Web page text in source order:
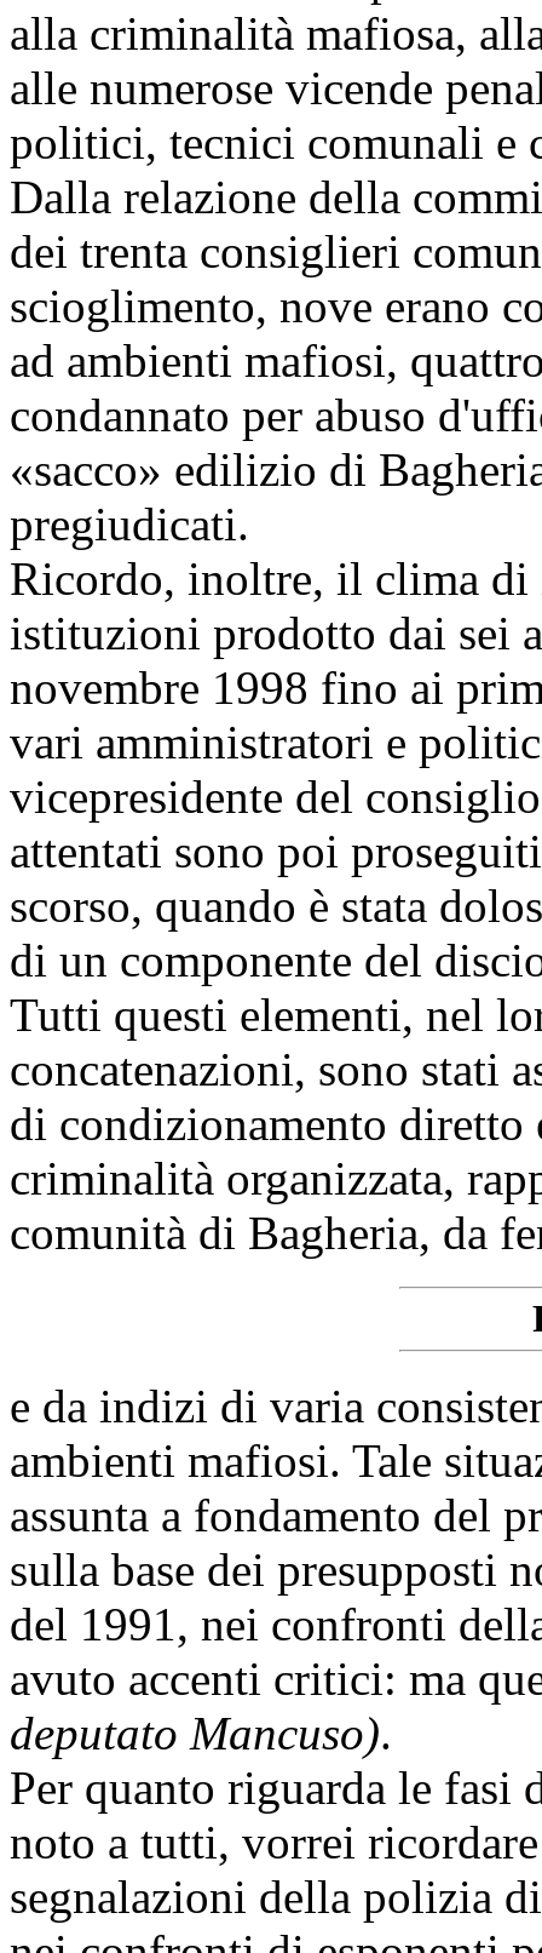
alla criminalità mafiosa,
alle numerose vicende
politici, tecnici comunali e
Dalla relazione della
dei trenta consiglieri
scioglimento, nove erano
ad ambienti mafiosi,
condannato per abuso
«sacco» edilizio di
pregiudicati.
Ricordo, inoltre, il clima
istituzioni prodotto dai sei
novembre 1998 fino ai
vari amministratori e
vicepresidente del
attentati sono poi
scorso, quando è stata
di un componente del
Tutti questi elementi, nel
concatenazioni, sono stati
di condizionamento diretto
criminalità organizzata,
comunità di Bagheria, da
e da indizi di varia
ambienti mafiosi. Tale
assunta a fondamento del
sulla base dei presupposti
del 1991, nei confronti
avuto accenti critici: ma
deputato Mancuso).
Per quanto riguarda le fasi
noto a tutti, vorrei
segnalazioni della polizia